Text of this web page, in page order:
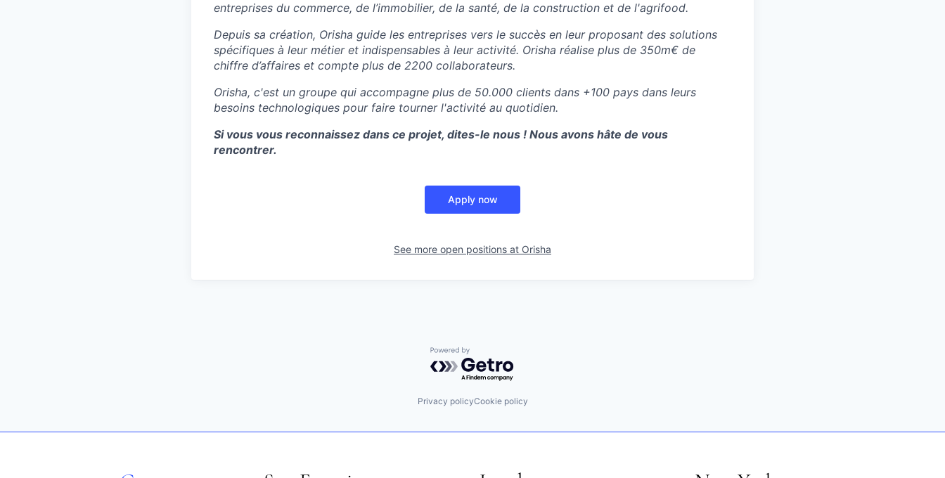
entreprises du commerce, de l’immobilier, de la santé, de la construction et de l'agrifood.
Depuis sa création, Orisha guide les entreprises vers le succès en leur proposant des solutions
spécifiques à leur métier et indispensables à leur activité. Orisha réalise plus de 350m€ de
chiffre d’affaires et compte plus de 2200 collaborateurs.
Orisha, c'est un groupe qui accompagne plus de 50.000 clients dans +100 pays dans leurs
besoins technologiques pour faire tourner l'activité au quotidien.
Si vous vous reconnaissez dans ce projet, dites-le nous ! Nous avons hâte de vous
rencontrer.
Apply now
See more open positions at Orisha
Powered by Getro.com
Privacy policyCookie policy